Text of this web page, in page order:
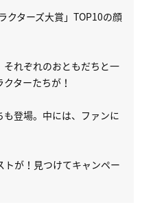
ターズ大賞」TOP10の顔
れぞれのおともだちと一
ターたちが！
登場。中には、ファンに
が！見つけてキャンペー